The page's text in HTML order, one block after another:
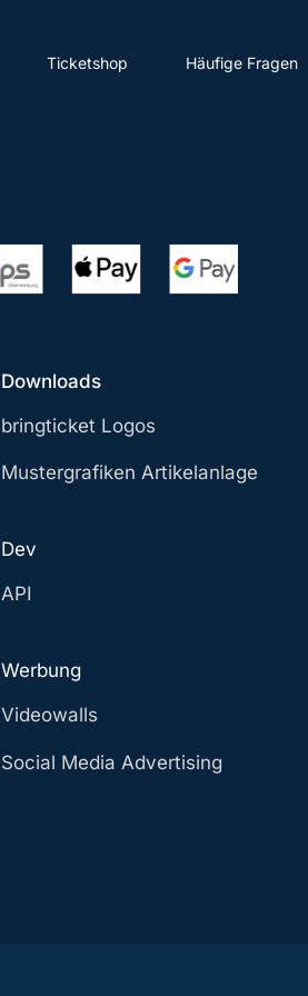
Ticketshop Häufige Fragen
Downloads
bringticket Logos
Mustergrafiken Artikelanlage
Dev
API
Werbung
Videowalls
Social Media Advertising